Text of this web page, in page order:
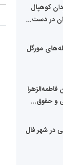
کوهپال
در دست...
مورگل
و حقوق...
در شهر فال